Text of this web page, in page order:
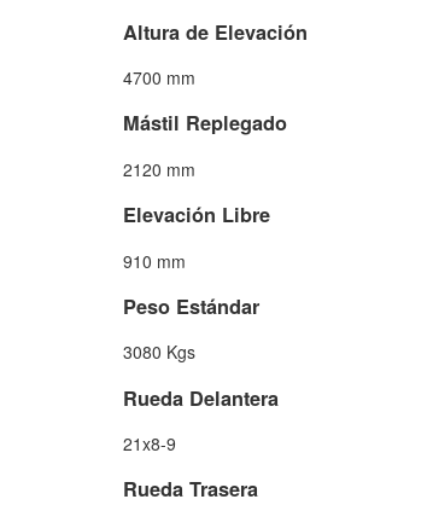
Altura de Elevación
4700 mm
Mástil Replegado
2120 mm
Elevación Libre
910 mm
Peso Estándar
3080 Kgs
Rueda Delantera
21x8-9
Rueda Trasera